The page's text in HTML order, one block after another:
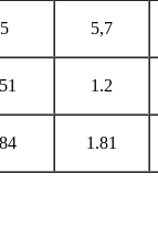
5,7
1.2
1.81